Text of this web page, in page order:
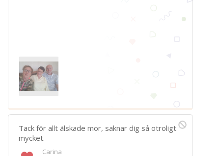
Tack för allt älskade mor, saknar dig så otroligt
mycket.
Carina